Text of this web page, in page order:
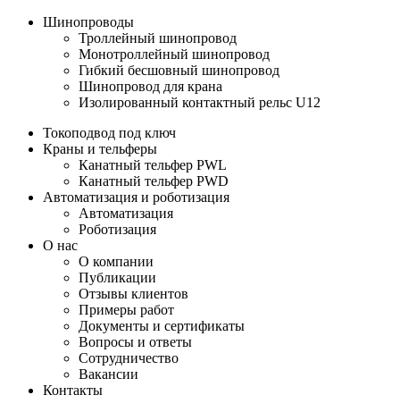
Шинопроводы
Троллейный шинопровод
Монотроллейный шинопровод
Гибкий бесшовный шинопровод
Шинопровод для крана
Изолированный контактный рельс U12
Токоподвод под ключ
Краны и тельферы
Канатный тельфер PWL
Канатный тельфер PWD
Автоматизация и роботизация
Автоматизация
Роботизация
О нас
О компании
Публикации
Отзывы клиентов
Примеры работ
Документы и сертификаты
Вопросы и ответы
Сотрудничество
Вакансии
Контакты